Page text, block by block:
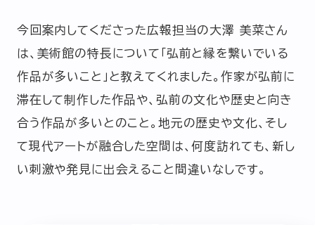
今回案内してくださった広報担当の大澤 美菜さん
は、美術館の特長について「弘前と縁を繋いでいる
作品が多いこと」と教えてくれました。作家が弘前に
滞在して制作した作品や、弘前の文化や歴史と向き
合う作品が多いとのこと。地元の歴史や文化、そし
て現代アートが融合した空間は、何度訪れても、新し
い刺激や発見に出会えること間違いなしです。